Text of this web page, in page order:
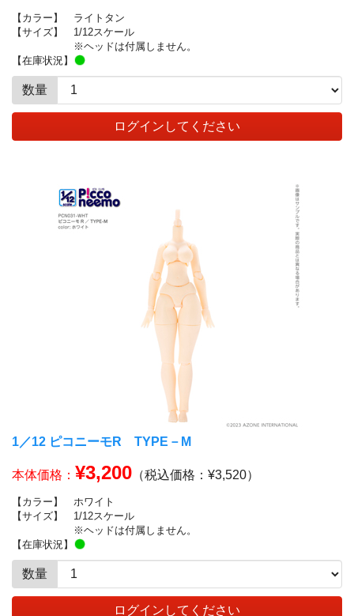
【カラー】
ライトタン
【サイズ】
1/12スケール
※ヘッドは付属しません。
【在庫状況】
数量
ログインしてください
1／12 ピコニーモR TYPE－M
本体価格： ¥3,200 （税込価格：¥3,520）
【カラー】
ホワイト
【サイズ】
1/12スケール
※ヘッドは付属しません。
【在庫状況】
数量
ログインしてください